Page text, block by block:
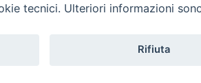
tecnici. Ulteriori informazioni
Rifiuta